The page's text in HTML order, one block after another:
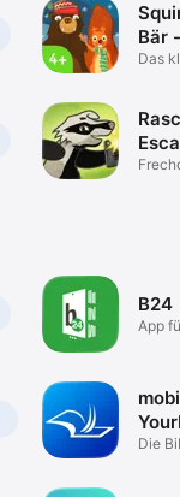
Bär -
Das
B24
App
Die